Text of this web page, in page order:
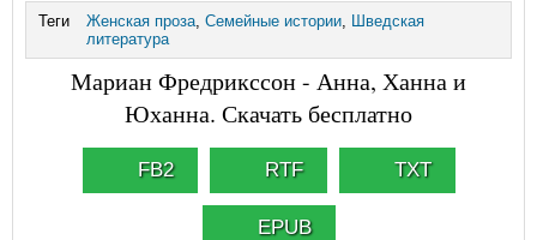
Теги Женская проза, Семейные истории, Шведская
литература
Мариан Фредрикссон - Анна, Ханна и
Юханна. Скачать бесплатно
FB2 RTF TXT
EPUB